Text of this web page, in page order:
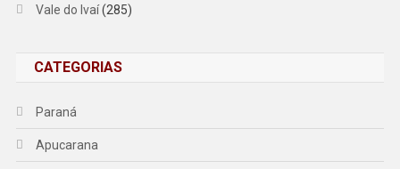
Vale do Ivaí(285)
CATEGORIAS
Paraná
Apucarana